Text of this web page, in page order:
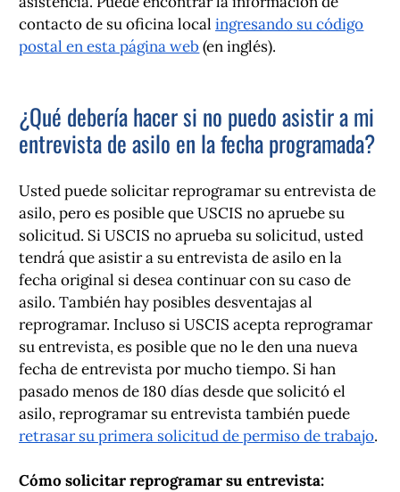
contacto de su oficina localingresando su código
postal en esta página web(en inglés).
¿Qué debería hacer si no puedo asistir a mi
entrevista de asilo en la fecha programada?
Usted puede solicitar reprogramar su entrevista de
asilo, pero es posible que USCIS no apruebe su
solicitud. Si USCIS no aprueba su solicitud, usted
tendrá que asistir a su entrevista de asilo en la
fecha original si desea continuar con su caso de
asilo. También hay posibles desventajas al
reprogramar. Incluso si USCIS acepta reprogramar
su entrevista, es posible que no le den una nueva
fecha de entrevista por mucho tiempo. Si han
pasado menos de 180 días desde que solicitó el
asilo, reprogramar su entrevista también puede
retrasar su primera solicitud de permiso de trabajo.
Cómo solicitar reprogramar su entrevista: